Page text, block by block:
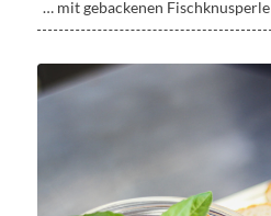
… mit gebackenen